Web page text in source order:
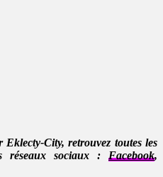
City, retrouvez toutes les
réseaux sociaux : Facebook,